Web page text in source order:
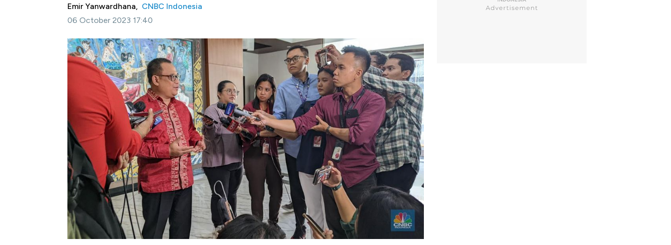
Emir Yanwardhana, CNBC Indonesia
06 October 2023 17:40